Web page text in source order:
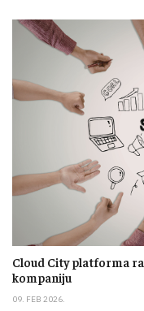
Cloud City platforma
kompaniju
09. FEB 2026.